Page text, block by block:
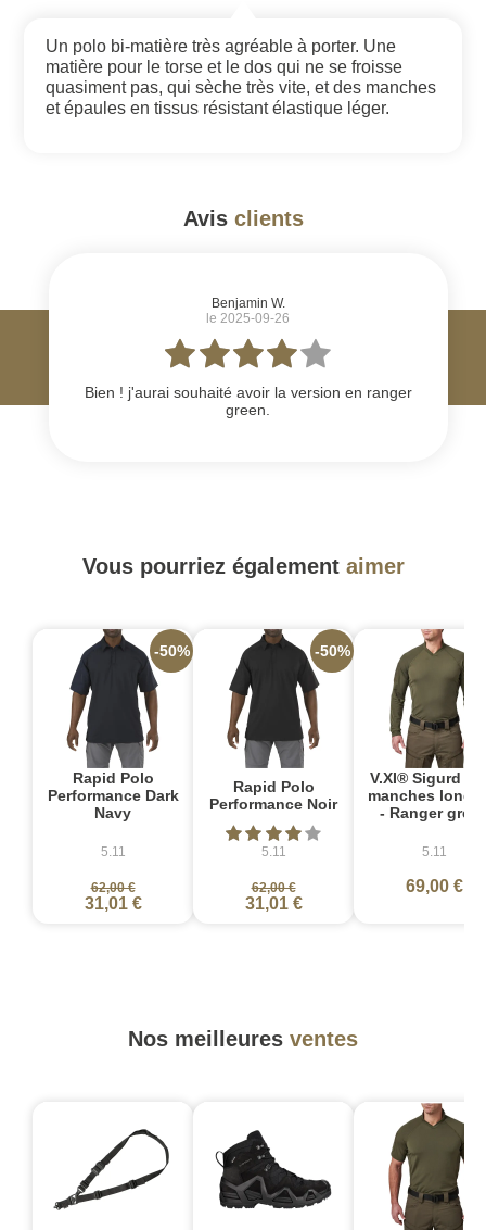
Un polo bi-matière très agréable à porter. Une
matière pour le torse et le dos qui ne se froisse
quasiment pas, qui sèche très vite, et des manches
et épaules en tissus résistant élastique léger.
Avis clients
Benjamin W.
le 2025-09-26
Bien ! j'aurai souhaité avoir la version en ranger
green.
Vous pourriez également aimer
Rapid Polo
Performance Dark
Navy
5.11
62,00 €
31,01 €
-50%
Rapid Polo
Performance Noir
5.11
62,00 €
31,01 €
-50%
V.XI® Sigurd
manches
- Ranger
5.11
69,00 €
Nos meilleures ventes